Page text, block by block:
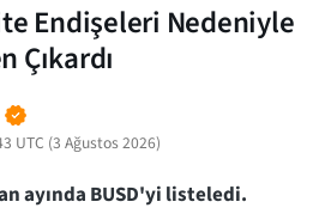
Endişeleri Nedeniyle
Çıkardı
UTC (3 Ağustos 2026)
ayında BUSD'yi listeledi.